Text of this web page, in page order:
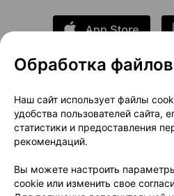
О проекте
Размещение рекламы
Публичный договор
Способы оплаты
Обработка
Наш сайт использует файлы
удобства пользователей сайта,
статистики и предоставления
рекомендаций.
Вы можете настроить
cookie или изменить свое